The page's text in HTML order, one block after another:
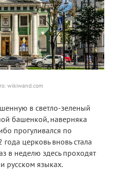
wikiwand.com
в светло-зеленый
башенкой, наверняка
прогуливался по
церковь вновь стала
в неделю здесь проходят
русском языках.